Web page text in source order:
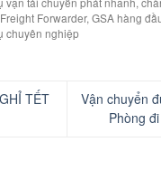
Forwarder, GSA hàng
chuyên nghiệp
TẾT
Vận chuyển
Phòng